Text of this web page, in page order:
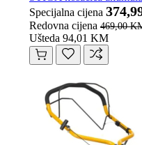
Specijalna cijena
Redovna cijena 469,00
Ušteda 94,01 KM